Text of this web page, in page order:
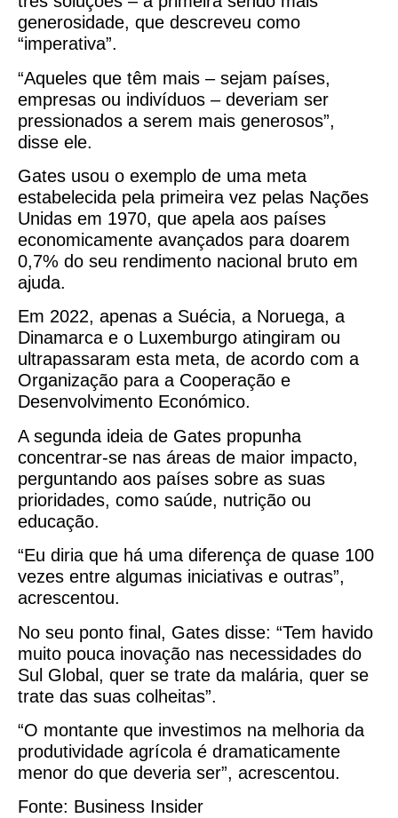
generosidade, que descreveu como
“imperativa”.
“Aqueles que têm mais – sejam países,
empresas ou indivíduos – deveriam ser
pressionados a serem mais generosos”,
disse ele.
Gates usou o exemplo de uma meta
estabelecida pela primeira vez pelas Nações
Unidas em 1970, que apela aos países
economicamente avançados para doarem
0,7% do seu rendimento nacional bruto em
ajuda.
Em 2022, apenas a Suécia, a Noruega, a
Dinamarca e o Luxemburgo atingiram ou
ultrapassaram esta meta, de acordo com a
Organização para a Cooperação e
Desenvolvimento Económico.
A segunda ideia de Gates propunha
concentrar-se nas áreas de maior impacto,
perguntando aos países sobre as suas
prioridades, como saúde, nutrição ou
educação.
“Eu diria que há uma diferença de quase 100
vezes entre algumas iniciativas e outras”,
acrescentou.
No seu ponto final, Gates disse: “Tem havido
muito pouca inovação nas necessidades do
Sul Global, quer se trate da malária, quer se
trate das suas colheitas”.
“O montante que investimos na melhoria da
produtividade agrícola é dramaticamente
menor do que deveria ser”, acrescentou.
Fonte: Business Insider